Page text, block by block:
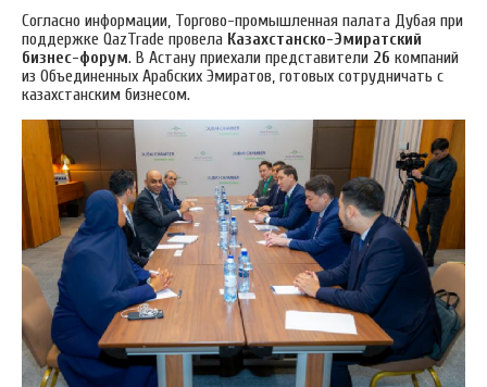
Согласно информации, Торгово-промышленная палата Дубая при
поддержке QazTrade провела Казахстанско-Эмиратский
бизнес-форум. В Астану приехали представители 26 компаний
из Объединенных Арабских Эмиратов, готовых сотрудничать с
казахстанским бизнесом.